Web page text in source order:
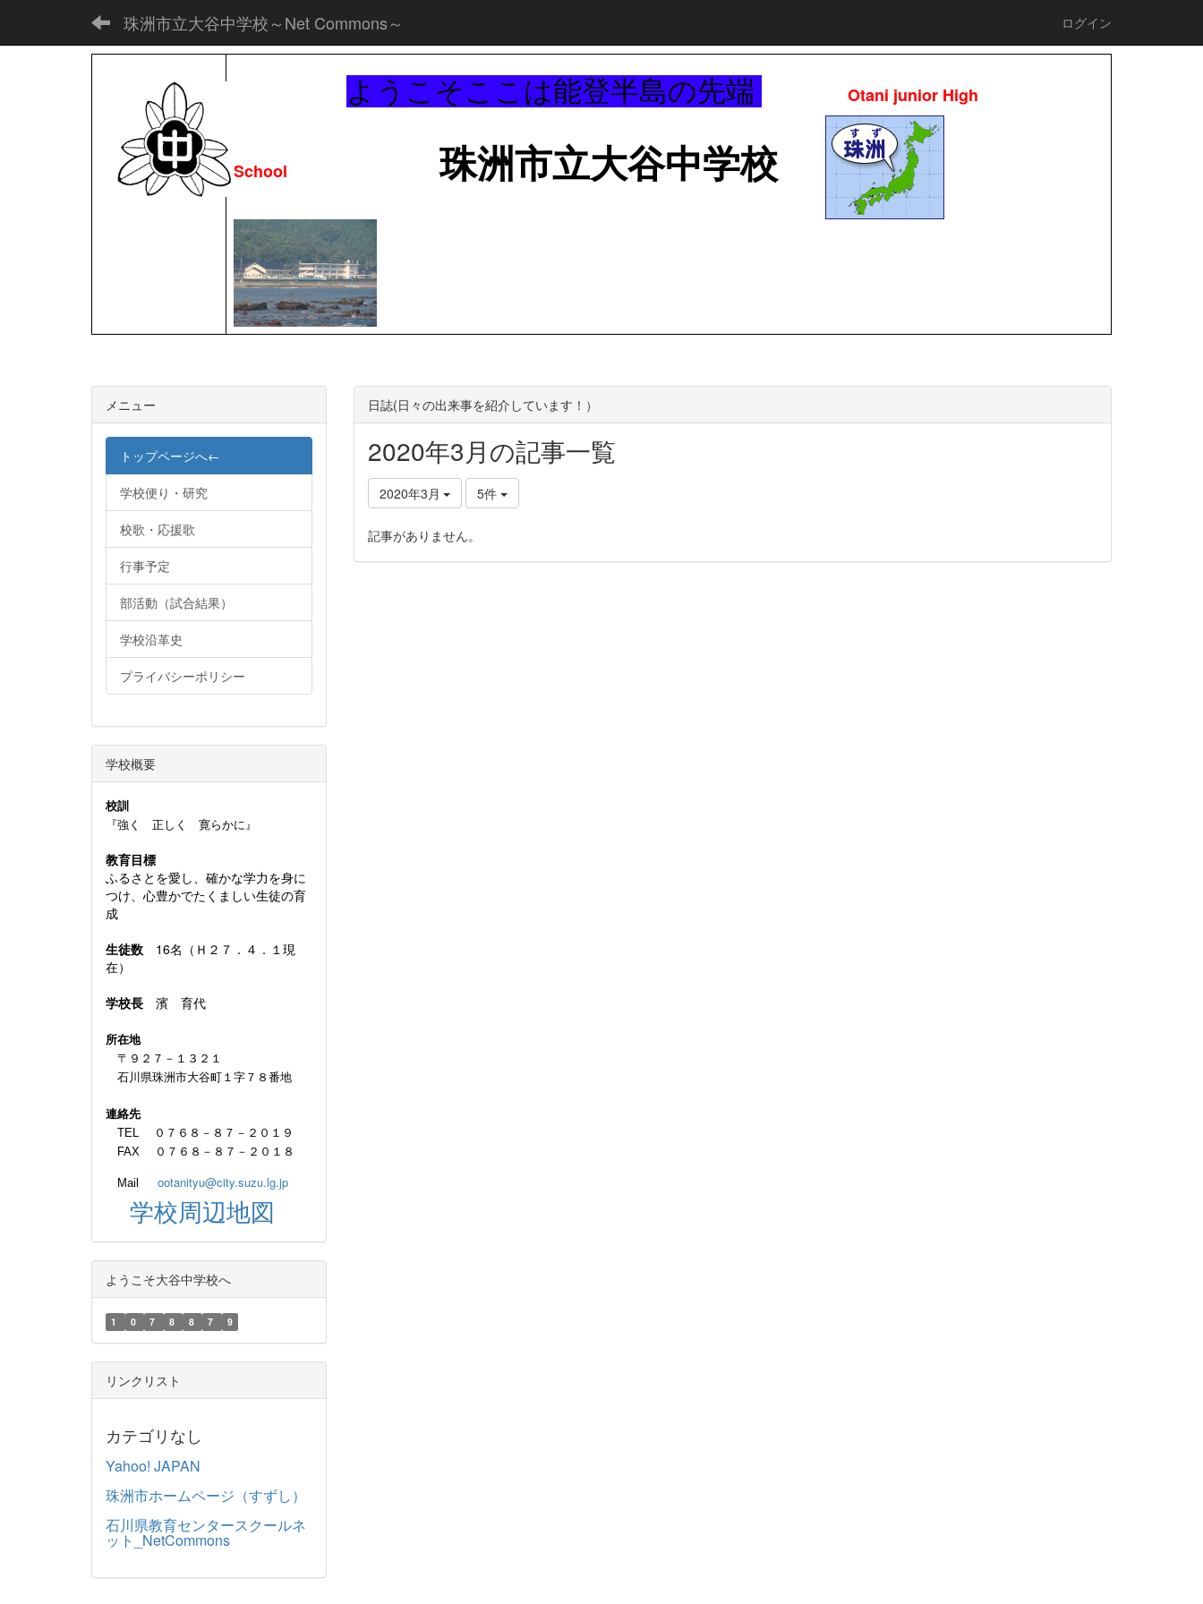
珠洲市立大谷中学校～Net Commons～ ログイン
ようこそここは能登半島の先端 Otani junior High
School 珠洲市立大谷中学校
日誌(日々の出来事を紹介しています！）
2020年3月の記事一覧
2020年3月 5件
記事がありません。
メニュー
トップページへ←
学校便り・研究
校歌・応援歌
行事予定
部活動（試合結果）
学校沿革史
プライバシーポリシー
学校概要
校訓
『強く 正しく 寛らかに』
教育目標
ふるさとを愛し、確かな学力を身に
つけ、心豊かでたくましい生徒の育
成
生徒数 16名（Ｈ２７．４．１現
在）
学校長 濱 育代
所在地
〒９２７－１３２１
石川県珠洲市大谷町１字７８番地
連絡先
TEL ０７６８－８７－２０１９
FAX ０７６８－８７－２０１８
Mail ootanityu@city.suzu.lg.jp
学校周辺地図
ようこそ大谷中学校へ
1 0 7 8 8 7 9
リンクリスト
カテゴリなし
Yahoo! JAPAN
珠洲市ホームページ（すずし）
石川県教育センタースクールネ
ット_NetCommons